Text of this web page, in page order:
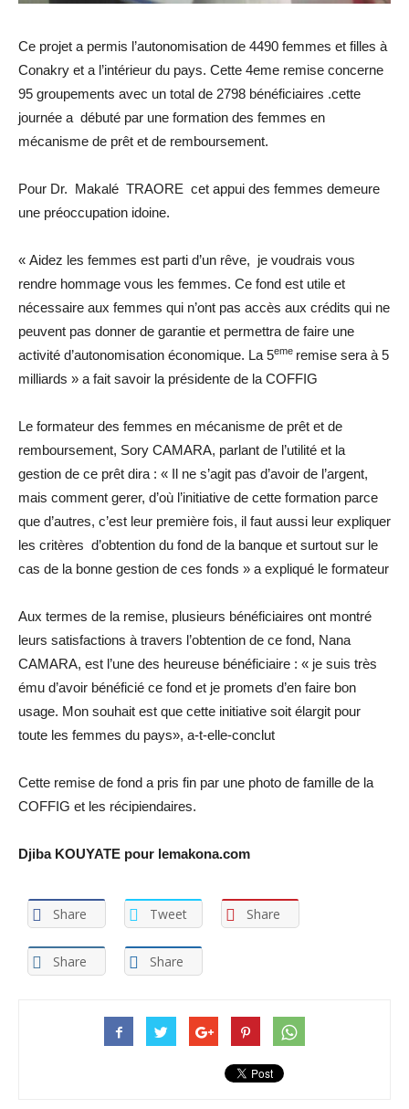
Ce projet a permis l’autonomisation de 4490 femmes et filles à
Conakry et a l’intérieur du pays. Cette 4eme remise concerne
95 groupements avec un total de 2798 bénéficiaires .cette
journée a débuté par une formation des femmes en
mécanisme de prêt et de remboursement.
Pour Dr. Makalé TRAORE cet appui des femmes demeure
une préoccupation idoine.
« Aidez les femmes est parti d’un rêve, je voudrais vous
rendre hommage vous les femmes. Ce fond est utile et
nécessaire aux femmes qui n’ont pas accès aux crédits qui ne
peuvent pas donner de garantie et permettra de faire une
activité d’autonomisation économique. La 5eme remise sera à 5
milliards » a fait savoir la présidente de la COFFIG
Le formateur des femmes en mécanisme de prêt et de
remboursement, Sory CAMARA, parlant de l’utilité et la
gestion de ce prêt dira : « Il ne s’agit pas d’avoir de l’argent,
mais comment gerer, d’où l’initiative de cette formation parce
que d’autres, c’est leur première fois, il faut aussi leur expliquer
les critères d’obtention du fond de la banque et surtout sur le
cas de la bonne gestion de ces fonds » a expliqué le formateur
Aux termes de la remise, plusieurs bénéficiaires ont montré
leurs satisfactions à travers l’obtention de ce fond, Nana
CAMARA, est l’une des heureuse bénéficiaire : « je suis très
ému d’avoir bénéficié ce fond et je promets d’en faire bon
usage. Mon souhait est que cette initiative soit élargit pour
toute les femmes du pays», a-t-elle-conclut
Cette remise de fond a pris fin par une photo de famille de la
COFFIG et les récipiendaires.
Djiba KOUYATE pour lemakona.com
Share Tweet Share
Share Share